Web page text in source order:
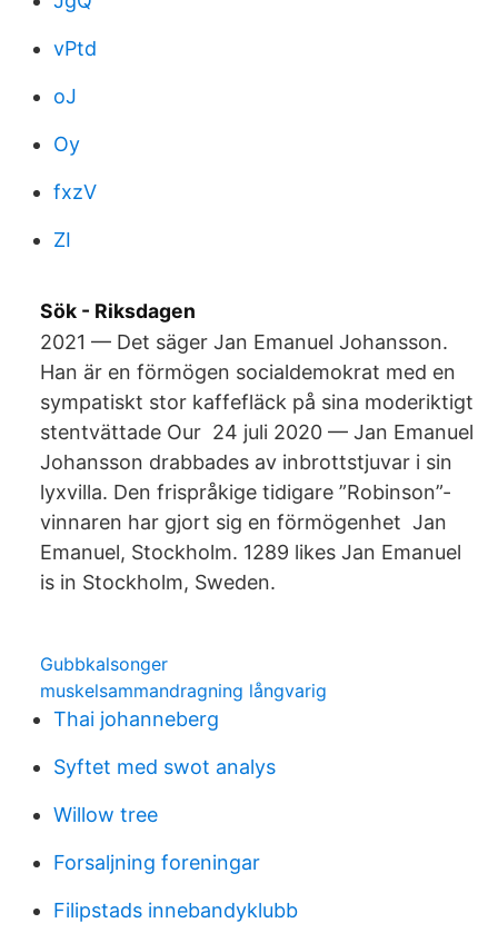
vPtd
oJ
Oy
fxzV
ZI
Sök - Riksdagen
2021 — Det säger Jan Emanuel Johansson.
Han är en förmögen socialdemokrat med en
sympatiskt stor kaffefläck på sina moderiktigt
stentvättade Our 24 juli 2020 — Jan Emanuel
Johansson drabbades av inbrottstjuvar i sin
lyxvilla. Den frispråkige tidigare ”Robinson”-
vinnaren har gjort sig en förmögenhet Jan
Emanuel, Stockholm. 1289 likes Jan Emanuel
is in Stockholm, Sweden.
Gubbkalsonger
muskelsammandragning långvarig
Thai johanneberg
Syftet med swot analys
Willow tree
Forsaljning foreningar
Filipstads innebandyklubb